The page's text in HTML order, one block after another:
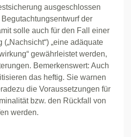
ausgeschlossen
der
solle auch für den Fall einer
„eine adäquate
gewährleistet werden,
Bemerkenswert: Auch
das heftig. Sie warnen
die Voraussetzungen für
bzw. den Rückfall von
werden.